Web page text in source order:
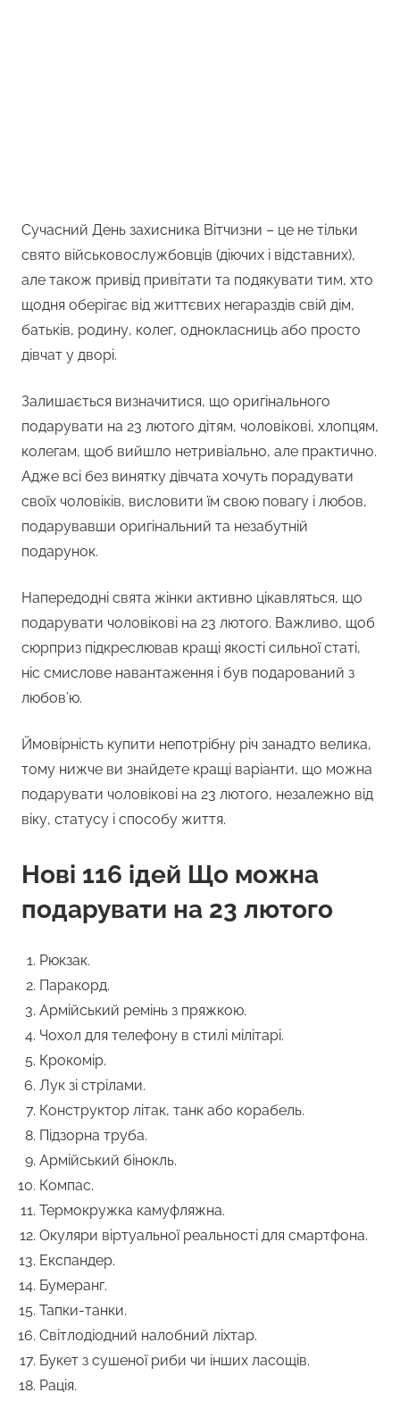
Сучасний День захисника Вітчизни – це не тільки
свято військовослужбовців (діючих і відставних),
але також привід привітати та подякувати тим, хто
щодня оберігає від життєвих негараздів свій дім,
батьків, родину, колег, однокласниць або просто
дівчат у дворі.
Залишається визначитися, що оригінального
подарувати на 23 лютого дітям, чоловікові, хлопцям,
колегам, щоб вийшло нетривіально, але практично.
Адже всі без винятку дівчата хочуть порадувати
своїх чоловіків, висловити їм свою повагу і любов,
подарувавши оригінальний та незабутній
подарунок.
Напередодні свята жінки активно цікавляться, що
подарувати чоловікові на 23 лютого. Важливо, щоб
сюрприз підкреслював кращі якості сильної статі,
ніс смислове навантаження і був подарований з
любов’ю.
Ймовірність купити непотрібну річ занадто велика,
тому нижче ви знайдете кращі варіанти, що можна
подарувати чоловікові на 23 лютого, незалежно від
віку, статусу і способу життя.
Нові 116 ідей Що можна
подарувати на 23 лютого
Рюкзак.
Паракорд.
Армійський ремінь з пряжкою.
Чохол для телефону в стилі мілітарі.
Крокомір.
Лук зі стрілами.
Конструктор літак, танк або корабель.
Підзорна труба.
Армійський бінокль.
Компас.
Термокружка камуфляжна.
Окуляри віртуальної реальності для смартфона.
Експандер.
Бумеранг.
Тапки-танки.
Світлодіодний налобний ліхтар.
Букет з сушеної риби чи інших ласощів.
Рація.